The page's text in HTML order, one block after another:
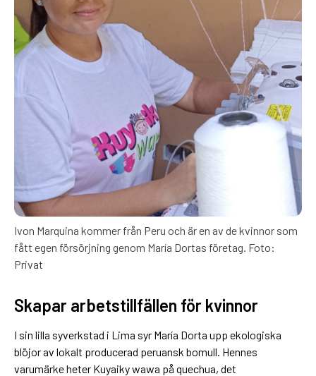
Ivon Marquina kommer från Peru och är en av de kvinnor som
fått egen försörjning genom María Dortas företag. Foto:
Privat
Skapar arbetstillfällen för kvinnor
I sin lilla syverkstad i Lima syr María Dorta upp ekologiska
blöjor av lokalt producerad peruansk bomull. Hennes
varumärke heter Kuyaiky wawa på quechua, det